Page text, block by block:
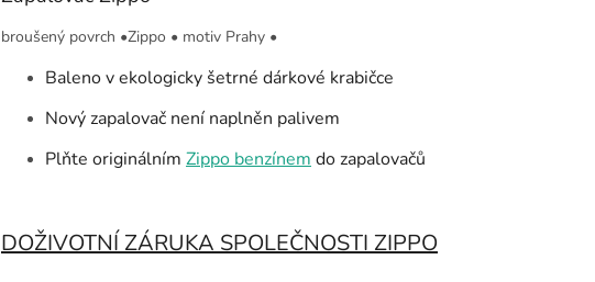
broušený povrch •Zippo • motiv Prahy •
Baleno v ekologicky šetrné dárkové krabičce
Nový zapalovač není naplněn palivem
Plňte originálním Zippo benzínem do zapalovačů
DOŽIVOTNÍ ZÁRUKA SPOLEČNOSTI ZIPPO